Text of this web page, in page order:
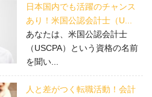
日本国内でも活躍のチャンス
あり！米国公認会計士（U...
あなたは、米国公認会計士
（USCPA）という資格の名前
を聞い...
人と差がつく転職活動！会計